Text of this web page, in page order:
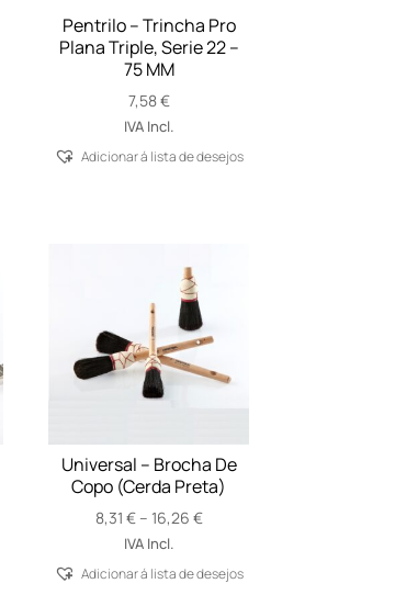
Pentrilo – Trincha Pro
Plana Triple, Serie 22 –
75 MM
7,58€
IVA Incl.
Adicionar á lista de desejos
Universal – Brocha De
Copo (Cerda Preta)
8,31 € – 16,26 €Price
through
IVA Incl.
Adicionar á lista de desejos